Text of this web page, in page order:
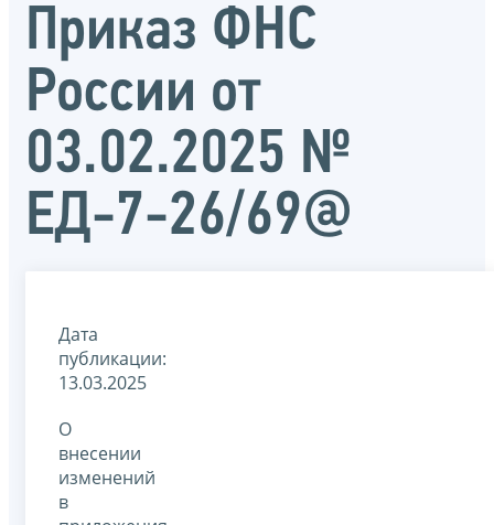
Приказ ФНС
России от
03.02.2025 №
ЕД-7-26/69@
Дата
публикации:
13.03.2025
О
внесении
изменений
в